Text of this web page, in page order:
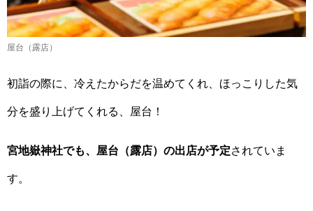
屋台（露店）
初詣の際に、冷えたからだを温めてくれ、ほっこりした気
分を盛り上げてくれる、屋台！
宮地嶽神社でも、屋台（露店）の出店が予定されていま
す。